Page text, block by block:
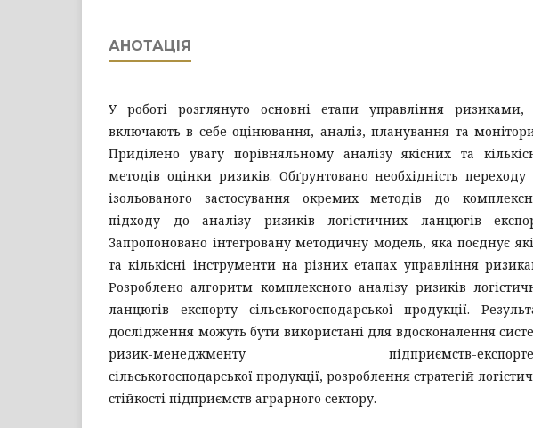
АНОТАЦІЯ
У роботі розглянуто основні етапи управління
включають в себе оцінювання, аналіз, планування та
Приділено увагу порівняльному аналізу якісних та
методів оцінки ризиків. Обґрунтовано необхідність переходу
ізольованого застосування окремих методів до
підходу до аналізу ризиків логістичних ланцюгів
Запропоновано інтегровану методичну модель, яка поєднує
та кількісні інструменти на різних етапах управління
Розроблено алгоритм комплексного аналізу ризиків
ланцюгів експорту сільськогосподарської продукції.
дослідження можуть бути використані для вдосконалення
ризик-менеджменту підприємств-
сільськогосподарської продукції, розроблення стратегій
стійкості підприємств аграрного сектору.